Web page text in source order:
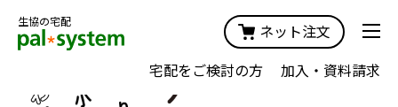
生協の宅配
ネット注文
宅配をご検討の方
加入・資料請求